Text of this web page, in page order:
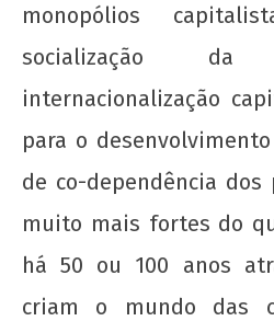
agosto
de
2012
wp-
monopólios
socialização
internacionalização
para o
de co-dependência
muito mais fortes do
há 50 ou 100 anos
criam o mundo das